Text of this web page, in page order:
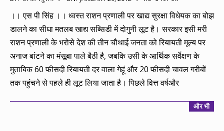
।। एस पी सिंह ।। ध्वस्त राशन प्रणाली पर खाद्य सुरक्षा विधेयक का बोझ
डालने का सीधा मतलब खाद्य सब्सिडी में दोगुनी लूट है। सरकार इसी मरी
राशन प्रणाली के भरोसे देश की तीन चौथाई जनता को रियायती मूल्य पर
अनाज बांटने का मंसूबा पाले बैठी है, जबकि उसी के आर्थिक सर्वेक्षण के
मुताबिक 60 फीसदी रियायती दर वाला गेहूं और 20 फीसदी चावल गरीबों
तक पहुंचने से पहले ही लूट लिया जाता है। पिछले वित्त वर्षऔर
और भी